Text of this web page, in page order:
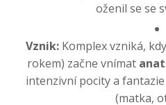
oženil se se
Vznik: Komplex vzniká,
rokem) začne vnímat
intenzivní pocity a
(matka,